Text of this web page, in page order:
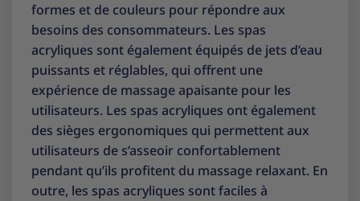
formes et de couleurs pour répondre aux
besoins des consommateurs. Les spas
acryliques sont également équipés de jets d’eau
puissants et réglables, qui offrent une
expérience de massage apaisante pour les
utilisateurs. Les spas acryliques ont également
des sièges ergonomiques qui permettent aux
utilisateurs de s’asseoir confortablement
pendant qu’ils profitent du massage relaxant. En
outre, les spas acryliques sont faciles à